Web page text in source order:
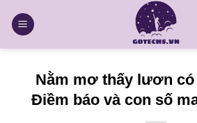
đến
Nằm mơ thấy lươn
Điềm báo và con số